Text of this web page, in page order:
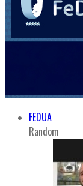
FEDUA
Random